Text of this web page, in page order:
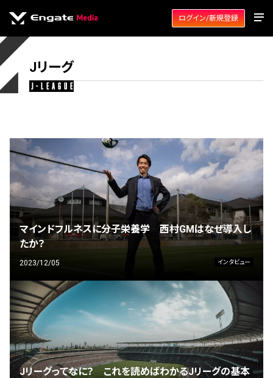
ログイン/新規登録
Jリーグ
j-league
マインドフルネスに分子栄養学 西村GMはなぜ導入し
たか？
2023/12/05 インタビュー
Jリーグってなに？ これを読めばわかるJリーグの基本